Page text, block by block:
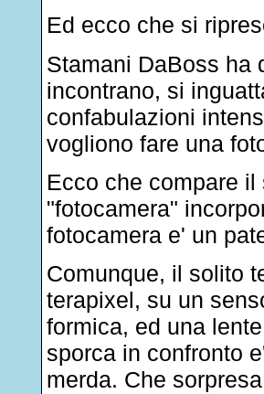
Ed ecco che si
Stamani DaBoss ha
incontrano, si
confabulazioni
vogliono fare una
Ecco che compare
"fotocamera"
fotocamera e' un
Comunque, il solito
terapixel, su un
formica, ed una
sporca in confronto
merda. Che